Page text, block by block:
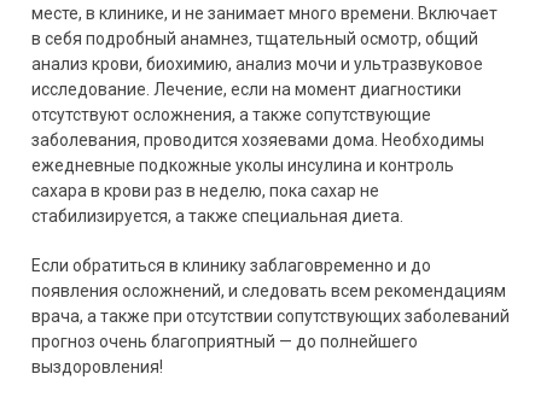
месте, в клинике, и не занимает много времени. Включает
в себя подробный анамнез, тщательный осмотр, общий
анализ крови, биохимию, анализ мочи и ультразвуковое
исследование. Лечение, если на момент диагностики
отсутствуют осложнения, а также сопутствующие
заболевания, проводится хозяевами дома. Необходимы
ежедневные подкожные уколы инсулина и контроль
сахара в крови раз в неделю, пока сахар не
стабилизируется, а также специальная диета.
Если обратиться в клинику заблаговременно и до
появления осложнений, и следовать всем рекомендациям
врача, а также при отсутствии сопутствующих заболеваний
прогноз очень благоприятный — до полнейшего
выздоровления!